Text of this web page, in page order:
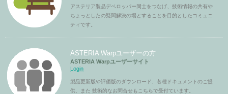
アステリア製品デベロッパー同士をつなげ、技術情報の共有や
ちょっとしたの疑問解決の場とすることを目的としたコミュニ
ティです。
ASTERIA Warpユーザーの方
ASTERIA Warpユーザーサイト
Login
製品更新版や評価版のダウンロード、各種ドキュメントのご提
供、また 技術的なお問合せもこちらで受付ています。